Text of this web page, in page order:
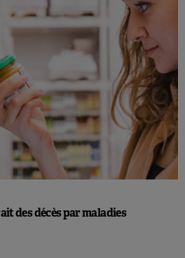
des décès par maladies